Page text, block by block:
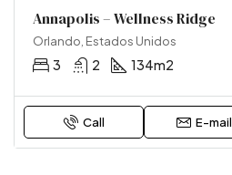
Annapolis – Wellness Ridge
Orlando, Estados Unidos
3 2 134m2
Call E-mail